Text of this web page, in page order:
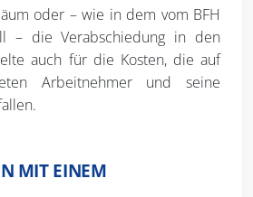
oder – wie in dem vom BFH
– die Verabschiedung in den
auch für die Kosten, die auf
Arbeitnehmer und seine
MIT EINEM